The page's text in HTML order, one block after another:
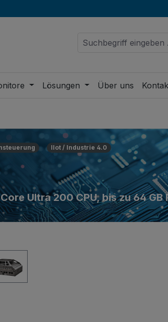
Lösungen Über uns
IIot / Industrie 4.0
Ultra 200 CPU, bis zu 64 GB